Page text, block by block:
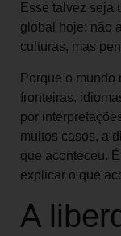
Esse talvez seja
global hoje: não
culturas, mas
Porque o
fronteiras,
por
muitos casos, a
que aconteceu.
explicar o que
A